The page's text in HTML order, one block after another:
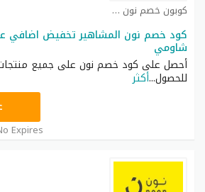
كوبون خصم نون كوبون
كود خصم نون المشاهير تخفيض اضافي
شاومي
أحصل على كود خصم نون على جميع
للحصول...أكثر
RRF24
Expires